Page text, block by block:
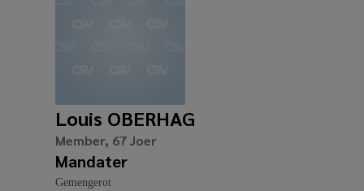
Louis OBERHAG
Member, 67 Joer
Mandater
Gemengerot